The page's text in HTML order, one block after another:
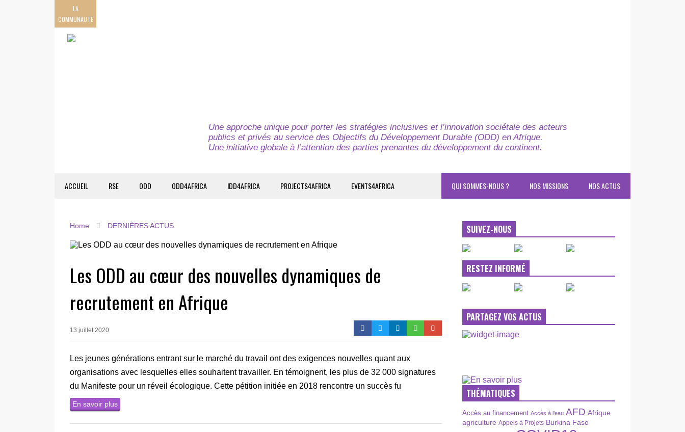
LA
COMMUNAUTE
Une approche unique pour porter les stratégies inclusives et l’innovation sociétale des acteurs
publics et privés au service des Objectifs du Développement Durable (ODD) en Afrique.
Une initiative globale à l’attention des parties prenantes du développement du continent.
ACCUEIL RSE ODD ODD4AFRICA IDD4AFRICA PROJECTS4AFRICA EVENTS4AFRICA NOS ACTUS
NOS MISSIONS
QUI SOMMES-NOUS ?
Home DERNIÈRES ACTUS
Les ODD au cœur des nouvelles dynamiques de
recrutement en Afrique
13 juillet 2020
Les jeunes générations entrant sur le marché du travail ont des exigences nouvelles quant aux
organisations avec lesquelles elles souhaitent travailler. En témoignent, les plus de 32 000 signatures
du Manifeste pour un réveil écologique. Cette pétition initiée en 2018 rencontre un succès fu
En savoir plus
SUIVEZ-NOUS
RESTEZ INFORMÉ
PARTAGEZ VOS ACTUS
THÉMATIQUES
Accès au financement Accès à l’eau AFD Afrique
agriculture Appels à Projets Burkina Faso